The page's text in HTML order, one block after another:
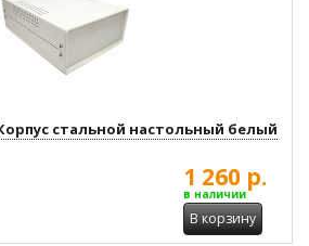
Корпус стальной настольный белый
1 260 р.
в наличии
В корзину